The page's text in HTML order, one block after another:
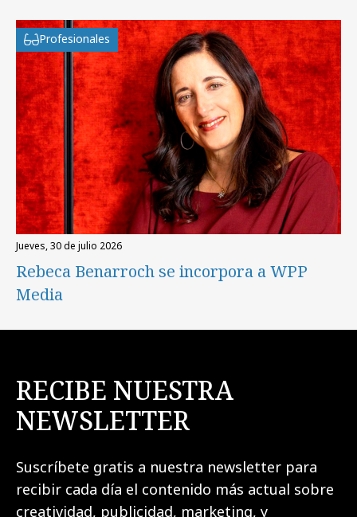
Profesionales
jueves, 30 de julio 2026
Rebeca Benarroch se incorpora a WPP
Media
RECIBE NUESTRA
NEWSLETTER
Suscríbete gratis a nuestra newsletter para
recibir cada día el contenido más actual sobre
creatividad, publicidad, marketing, y